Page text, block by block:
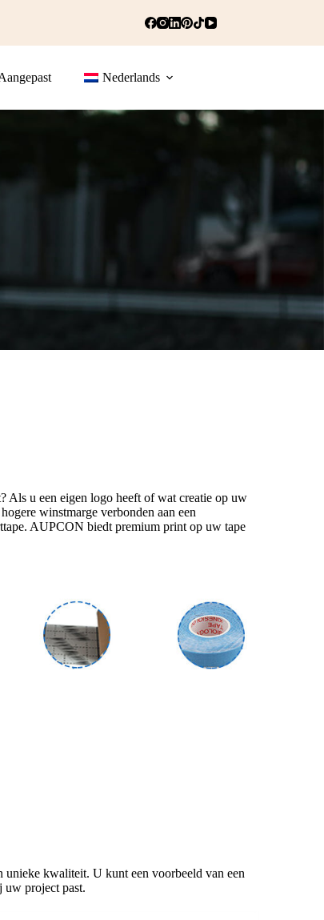
Nederlands
Als u een eigen logo heeft of wat creatie op uw
winstmarge verbonden aan een
AUPCON biedt premium print op uw tape
unieke kwaliteit. U kunt een voorbeeld van een
uw project past.